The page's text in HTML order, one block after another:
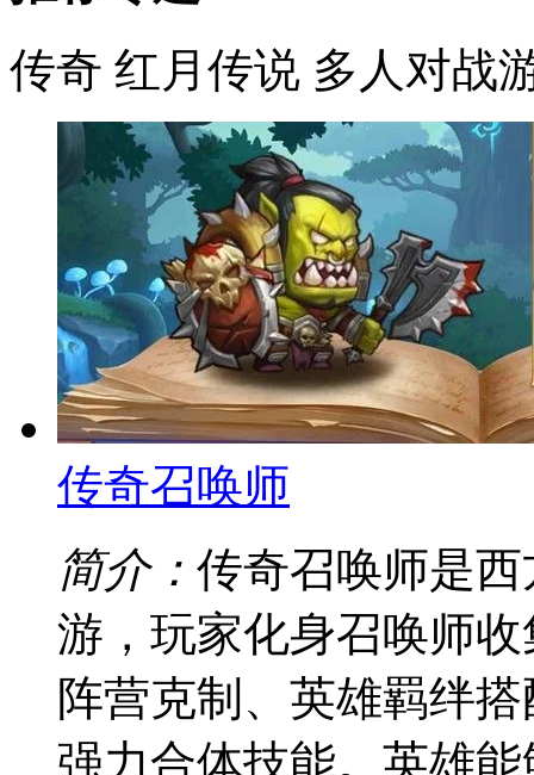
传奇 红月传说 多人对战
传奇召唤师
简介： 传奇召唤师是
游，玩家化身召唤师
阵营克制、英雄羁绊
强力合体技能。英雄